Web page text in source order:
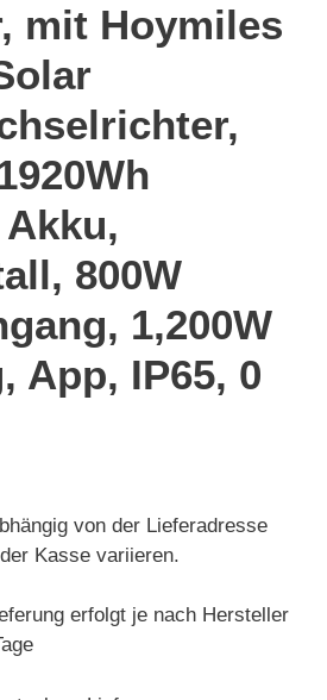
mit Hoymiles
Akku,
800W
1,200W
App, IP65, 0
von der Lieferadresse
Kasse variieren.
erfolgt je nach Hersteller